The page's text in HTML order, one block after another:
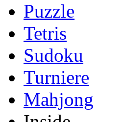
Puzzle
Tetris
Sudoku
Turniere
Mahjong